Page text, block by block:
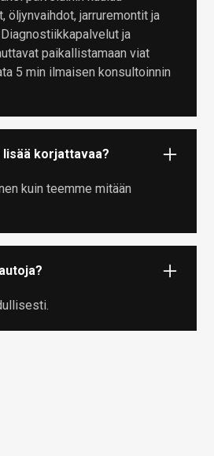
öljynvaihdot, jarruremontit ja
ja
paikallistamaan viat
5 min ilmaisen konsultoinnin
korjattavaa?
kuin teemme mitään